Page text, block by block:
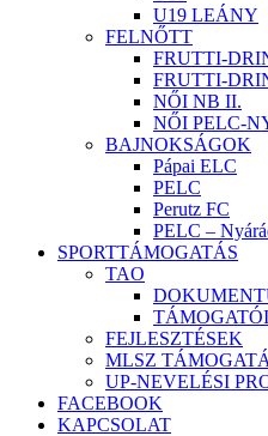
U19 LEÁNY
FELNŐTT
FRUTTI-
FRUTTI-
NŐI NB II.
NŐI PELC-
BAJNOKSÁGOK
Pápai ELC
PELC
Perutz FC
PELC –
SPORTTÁMOGATÁS
TAO
FEJLESZTÉSEK
MLSZ
UP-NEVELÉSI
FACEBOOK
KAPCSOLAT